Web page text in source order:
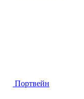
Портвейн